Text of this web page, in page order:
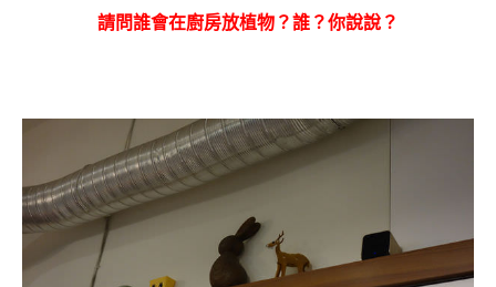
請問誰會在廚房放植物？誰？你說說？